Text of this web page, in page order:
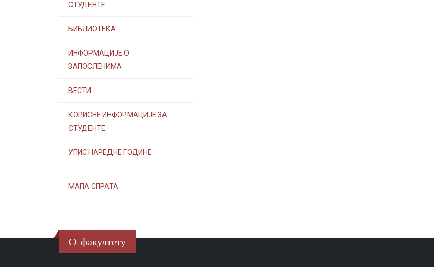
СТУДЕНТЕ
БИБЛИОТЕКА
ИНФОРМАЦИЈЕ О
ЗАПОСЛЕНИМА
ВЕСТИ
КОРИСНЕ ИНФОРМАЦИЈЕ ЗА
СТУДЕНТЕ
УПИС НАРЕДНЕ ГОДИНЕ
МАПА СПРАТА
О факултету